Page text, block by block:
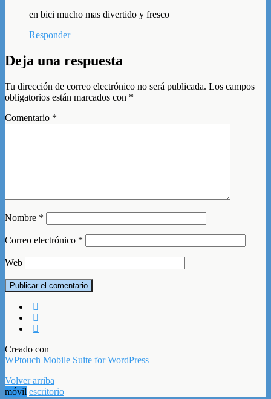
en bici mucho mas divertido y fresco
Responder
Deja una respuesta
Tu dirección de correo electrónico no será publicada. Los campos
obligatorios están marcados con *
Comentario *
Nombre *
Correo electrónico *
Web
Creado con
WPtouch Mobile Suite for WordPress
Volver arriba
móvil escritorio